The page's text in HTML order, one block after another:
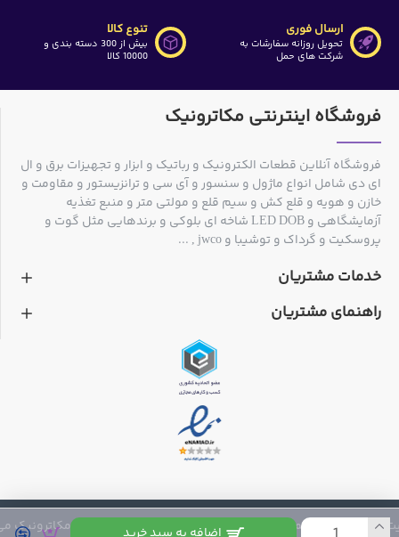
ارسال فوری
تحویل روزانه سفارشات به
شرکت های حمل
تنوع کالا
بیش از 300 دسته بندی و
10000 کالا
فروشگاه اینترنتی مکاترونیک
فروشگاه آنلاین قطعات الکترونیک و رباتیک و ابزار و تجهیزات برق و ال
ای دی شامل انواع ماژول و سنسور و آی سی و ترانزیستور و مقاومت و
خازن و هویه و قلع کش و سیم قلع و مولتی متر و منبع تغذیه
آزمایشگاهی و LED DOB شاخه ای بلوکی و برندهایی مثل گوت و
پروسکیت و گرداک و توشیبا و jwco , ...
خدمات مشتریان
راهنمای مشتریان
فروشگاه مکاترونیک می باشد